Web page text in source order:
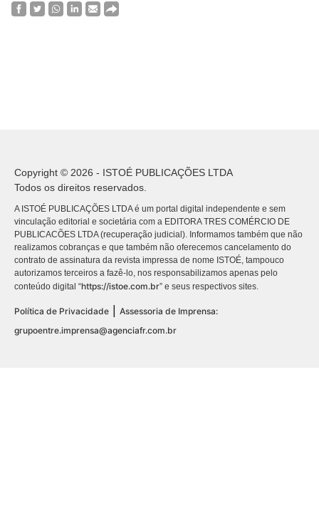
Copyright © 2026 - ISTOÉ PUBLICAÇÕES LTDA
Todos os direitos reservados.
A ISTOÉ PUBLICAÇÕES LTDA é um portal digital independente e sem
vinculação editorial e societária com a EDITORA TRES COMÉRCIO DE
PUBLICACÕES LTDA (recuperação judicial). Informamos também que não
realizamos cobranças e que também não oferecemos cancelamento do
contrato de assinatura da revista impressa de nome ISTOÉ, tampouco
autorizamos terceiros a fazê-lo, nos responsabilizamos apenas pelo
conteúdo digital “https://istoe.com.br” e seus respectivos sites.
Política de Privacidade
Assessoria de Imprensa:
grupoentre.imprensa@agenciafr.com.br